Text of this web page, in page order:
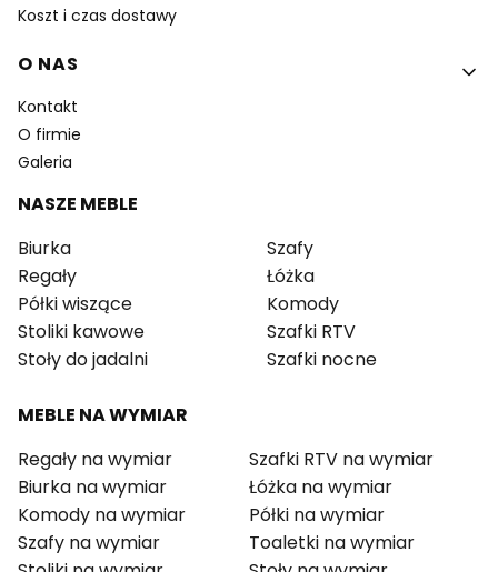
Koszt i czas dostawy
O NAS
Kontakt
O firmie
Galeria
NASZE MEBLE
Biurka
Regały
Półki wiszące
Stoliki kawowe
Stoły do jadalni
Szafy
Łóżka
Komody
Szafki RTV
Szafki nocne
MEBLE NA WYMIAR
Regały na wymiar
Biurka na wymiar
Komody na wymiar
Szafy na wymiar
Szafki RTV na wymiar
Łóżka na wymiar
Półki na wymiar
Toaletki na wymiar